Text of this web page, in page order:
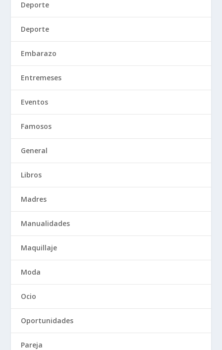
Deporte
Deporte
Embarazo
Entremeses
Eventos
Famosos
General
Libros
Madres
Manualidades
Maquillaje
Moda
Ocio
Oportunidades
Pareja